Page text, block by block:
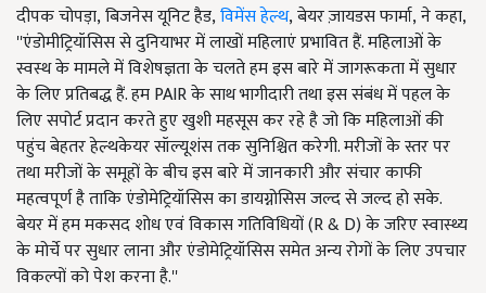
दीपक चोपड़ा, बिजनेस यूनिट हैड,विमेंस हेल्थ, बेयर ज़ायडस फार्मा, ने कहा,
''एंडोमीट्रियॉसिस से दुनियाभर में लाखों महिलाएं प्रभावित हैं. महिलाओं के
स्वस्थ के मामले में विशेषज्ञता के चलते हम इस बारे में जागरूकता में सुधार
के लिए प्रतिबद्ध हैं. हम PAIR के साथ भागीदारी तथा इस संबंध में पहल के
लिए सपोर्ट प्रदान करते हुए खुशी महसूस कर रहे है जो कि महिलाओं की
पहुंच बेहतर हेल्थकेयर सॉल्यूशंस तक सुनिश्चित करेगी. मरीजों के स्तर पर
तथा मरीजों के समूहों के बीच इस बारे में जानकारी और संचार काफी
महत्वपूर्ण है ताकि एंडोमेट्रियॉसिस का डायग्नोसिस जल्द से जल्द हो सके.
बेयर में हम मकसद शोध एवं विकास गतिविधियों (R & D)के जरिए स्वास्थ्य
के मोर्चे पर सुधार लाना और एंडोमेट्रियॉसिस समेत अन्य रोगों के लिए उपचार
विकल्पों को पेश करना है.''